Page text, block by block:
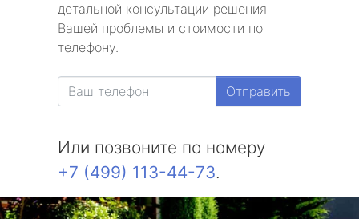
детальной консультации решения
Вашей проблемы и стоимости по
телефону.
Отправить
Или позвоните по номеру
+7 (499) 113-44-73.